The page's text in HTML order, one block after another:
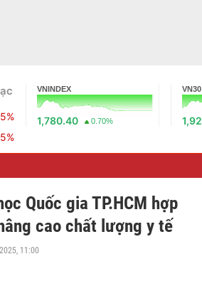
VNINDEX
1,780.40 0.70%
VN30
Quốc gia TP.HCM hợp
cao chất lượng y tế
11:00